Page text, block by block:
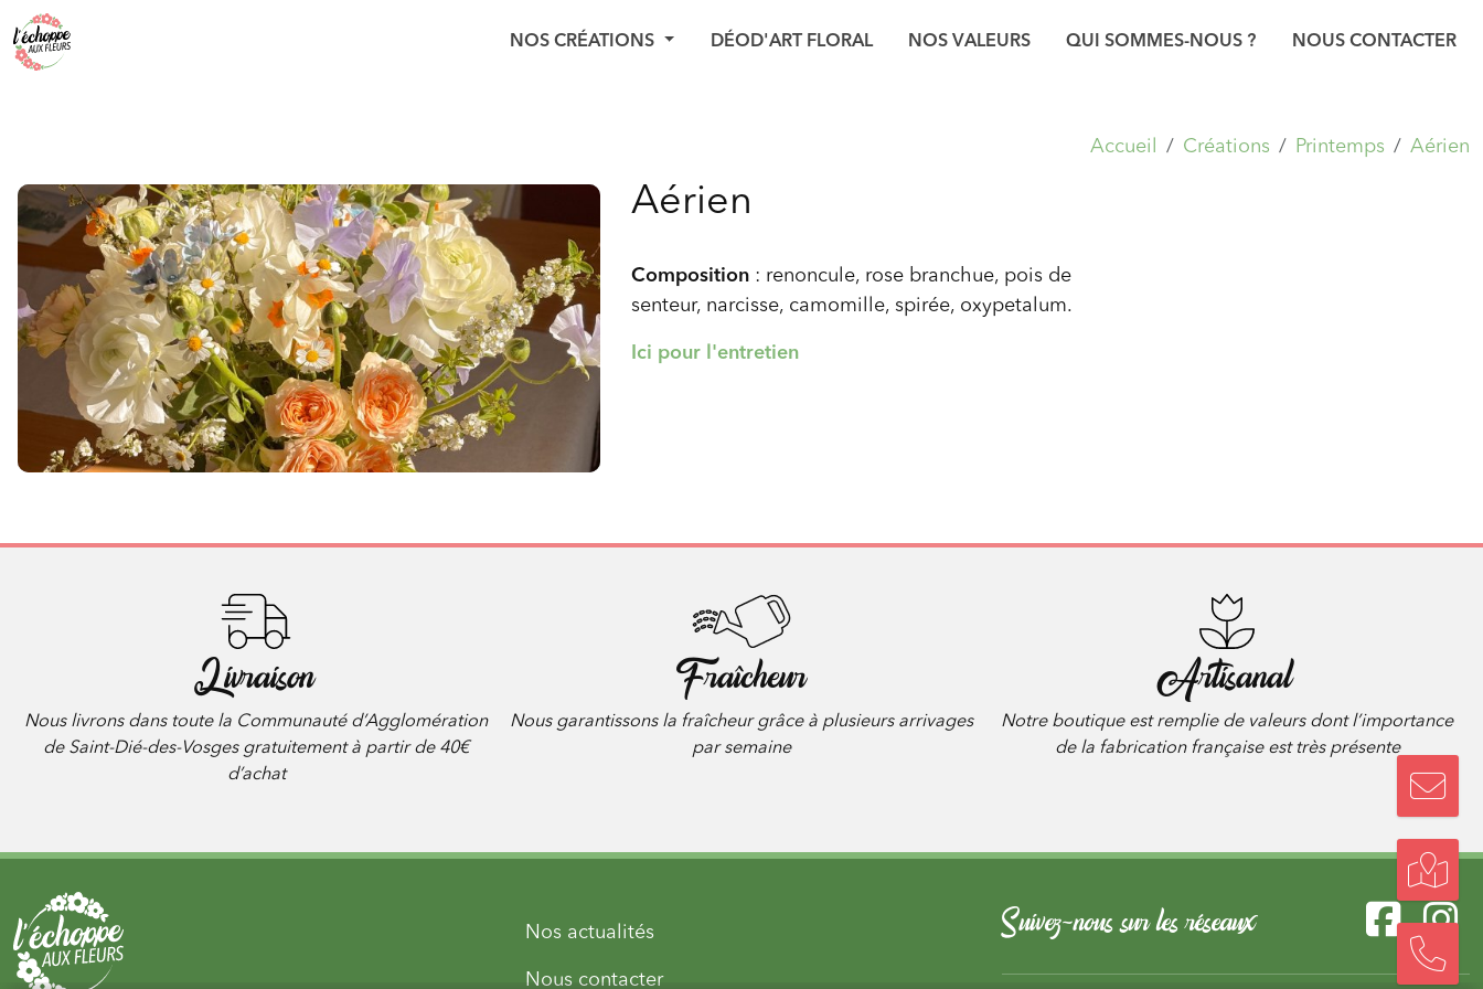
NOS CRÉATIONS DÉOD'ART FLORAL NOS VALEURS QUI SOMMES-NOUS ? NOUS CONTACTER
Accueil Créations Printemps Aérien
Aérien
Composition : renoncule, rose branchue, pois de
senteur, narcisse, camomille, spirée, oxypetalum.
Ici pour l'entretien
Livraison
Nous livrons dans toute la Communauté d’Agglomération
de Saint-Dié-des-Vosges gratuitement à partir de 40€
d’achat
Fraîcheur
Nous garantissons la fraîcheur grâce à plusieurs arrivages
par semaine
Artisanal
Notre boutique est remplie de valeurs dont l’importance
de la fabrication française est très présente
Nos actualités
Nous contacter
Suivez-nous sur les réseaux